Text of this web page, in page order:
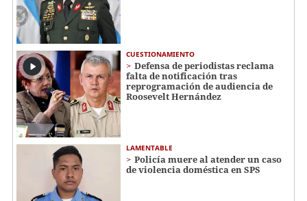
CUESTIONAMIENTO
Defensa de periodistas reclama
falta de notificación tras
reprogramación de audiencia de
Roosevelt Hernández
LAMENTABLE
Policía muere al atender un caso
de violencia doméstica en SPS